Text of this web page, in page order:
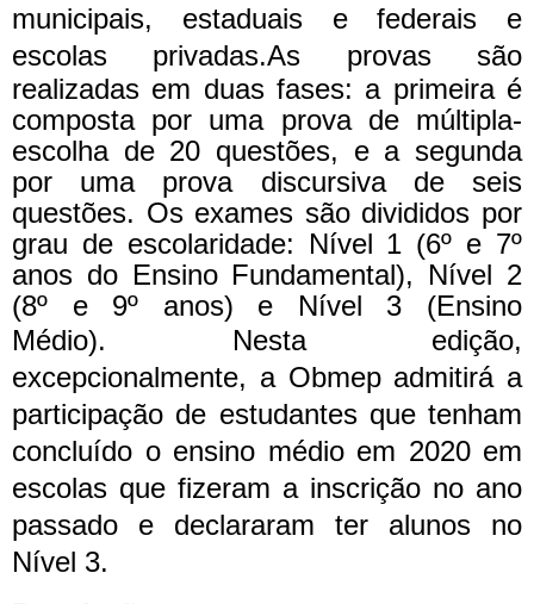
municipais, estaduais e federais e
escolas privadas.As provas são
realizadas em duas fases: a primeira é
composta por uma prova de múltipla-
escolha de 20 questões, e a segunda
por uma prova discursiva de seis
questões. Os exames são divididos por
grau de escolaridade: Nível 1 (6º e 7º
anos do Ensino Fundamental), Nível 2
(8º e 9º anos) e Nível 3 (Ensino
Médio). Nesta edição,
excepcionalmente, a Obmep admitirá a
participação de estudantes que tenham
concluído o ensino médio em 2020 em
escolas que fizeram a inscrição no ano
passado e declararam ter alunos no
Nível 3.